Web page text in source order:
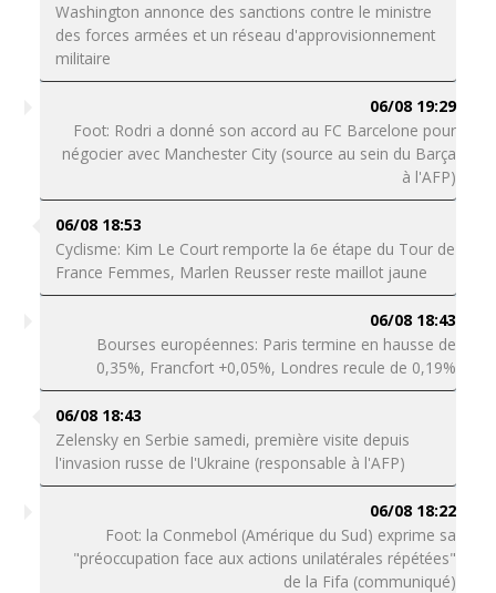
Washington annonce des sanctions contre le ministre
des forces armées et un réseau d'approvisionnement
militaire
06/08 19:29
Foot: Rodri a donné son accord au FC Barcelone pour
négocier avec Manchester City (source au sein du Barça
à l'AFP)
06/08 18:53
Cyclisme: Kim Le Court remporte la 6e étape du Tour de
France Femmes, Marlen Reusser reste maillot jaune
06/08 18:43
Bourses européennes: Paris termine en hausse de
0,35%, Francfort +0,05%, Londres recule de 0,19%
06/08 18:43
Zelensky en Serbie samedi, première visite depuis
l'invasion russe de l'Ukraine (responsable à l'AFP)
06/08 18:22
Foot: la Conmebol (Amérique du Sud) exprime sa
"préoccupation face aux actions unilatérales répétées"
de la Fifa (communiqué)